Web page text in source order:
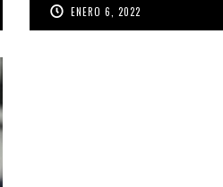
ENERO 6, 2022